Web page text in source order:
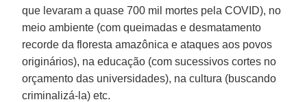
que levaram a quase 700 mil mortes pela COVID), no
meio ambiente (com queimadas e desmatamento
recorde da floresta amazônica e ataques aos povos
originários), na educação (com sucessivos cortes no
orçamento das universidades), na cultura (buscando
criminalizá-la) etc.